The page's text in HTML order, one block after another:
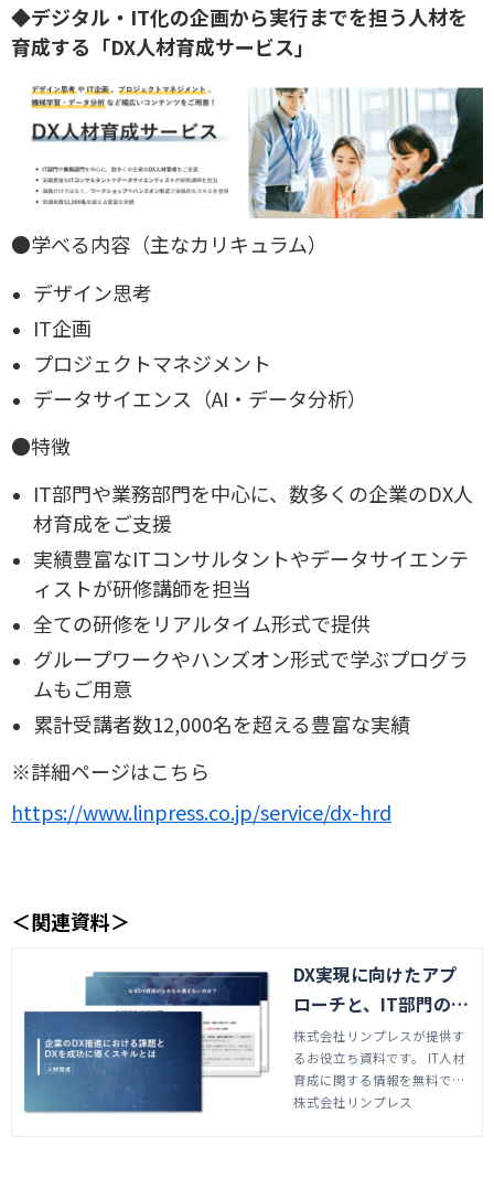
◆デジタル・IT化の企画から実行までを担う人材を
育成する「DX人材育成サービス」
●学べる内容（主なカリキュラム）
デザイン思考
IT企画
プロジェクトマネジメント
データサイエンス（AI・データ分析）
●特徴
IT部門や業務部門を中心に、数多くの企業のDX人
材育成をご支援
実績豊富なITコンサルタントやデータサイエンテ
ィストが研修講師を担当
全ての研修をリアルタイム形式で提供
グループワークやハンズオン形式で学ぶプログラ
ムもご用意
累計受講者数12,000名を超える豊富な実績
※詳細ページはこちら
https://www.linpress.co.jp/service/dx-hrd
＜関連資料＞
DX実現に向けたアプ
ローチと、IT部門の強
化に向けた取り組み
株式会社リンプレスが提供す
るお役立ち資料です。 IT人材
育成に関する情報を無料でダ
ウンロードしていただけま
株式会社リンプレス